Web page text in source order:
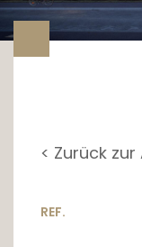
< Zurück
REF.